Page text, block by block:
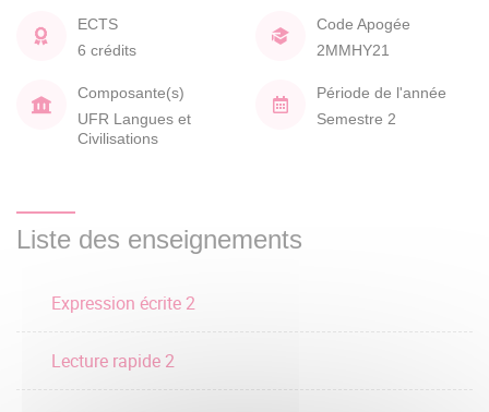
ECTS
6 crédits
Code Apogée
2MMHY21
Composante(s)
UFR Langues et
Civilisations
Période de l'année
Semestre 2
Liste des enseignements
Expression écrite 2
Lecture rapide 2